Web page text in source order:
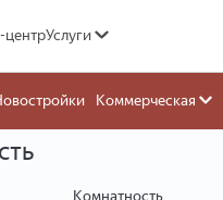
центрУслуги
Коммерческая
Комнатность